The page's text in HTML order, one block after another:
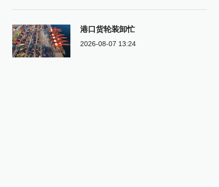
港口货轮装卸忙
2026-08-07 13:24